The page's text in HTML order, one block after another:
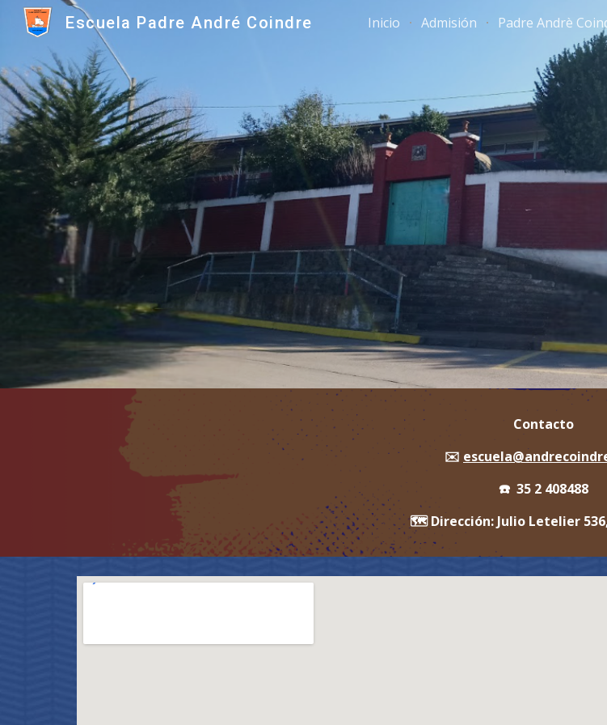
Skip to main content
Escuela Padre André Coindre Inicio Admisión Padre Andrè
Contacto
✉️
☎️ 35 2 408488
🗺️ Dirección: Julio Letelier